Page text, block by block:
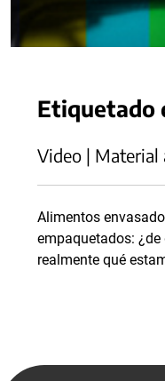
Etiquetado
Video | Material
Alimentos
empaquetados:
realmente qué